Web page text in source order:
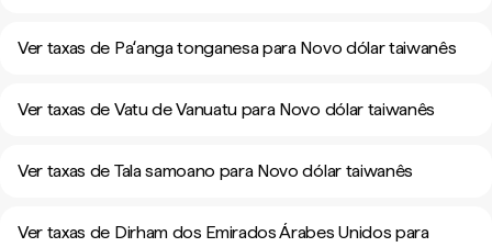
Ver taxas de Paʻanga tonganesa para Novo dólar taiwanês
Ver taxas de Vatu de Vanuatu para Novo dólar taiwanês
Ver taxas de Tala samoano para Novo dólar taiwanês
Ver taxas de Dirham dos Emirados Árabes Unidos para